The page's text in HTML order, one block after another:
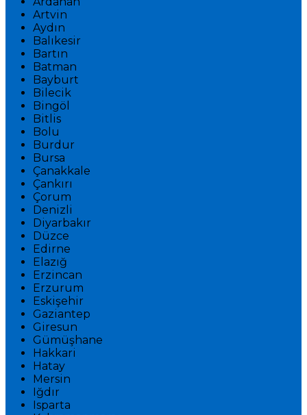
Artvin
Aydın
Balıkesir
Bartın
Batman
Bayburt
Bilecik
Bingöl
Bitlis
Bolu
Burdur
Bursa
Çanakkale
Çankırı
Çorum
Denizli
Diyarbakır
Düzce
Edirne
Elazığ
Erzincan
Erzurum
Eskişehir
Gaziantep
Giresun
Gümüşhane
Hakkari
Hatay
Mersin
Iğdır
Isparta